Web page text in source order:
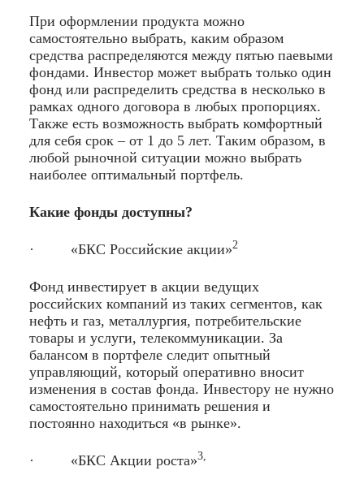
При оформлении продукта можно
самостоятельно выбрать, каким образом
средства распределяются между пятью паевыми
фондами. Инвестор может выбрать только один
фонд или распределить средства в несколько в
рамках одного договора в любых пропорциях.
Также есть возможность выбрать комфортный
для себя срок – от 1 до 5 лет. Таким образом, в
любой рыночной ситуации можно выбрать
наиболее оптимальный портфель.
Какие фонды доступны?
· «БКС Российские акции»2
Фонд инвестирует в акции ведущих
российских компаний из таких сегментов, как
нефть и газ, металлургия, потребительские
товары и услуги, телекоммуникации. За
балансом в портфеле следит опытный
управляющий, который оперативно вносит
изменения в состав фонда. Инвестору не нужно
самостоятельно принимать решения и
постоянно находиться «в рынке».
· «БКС Акции роста»3,